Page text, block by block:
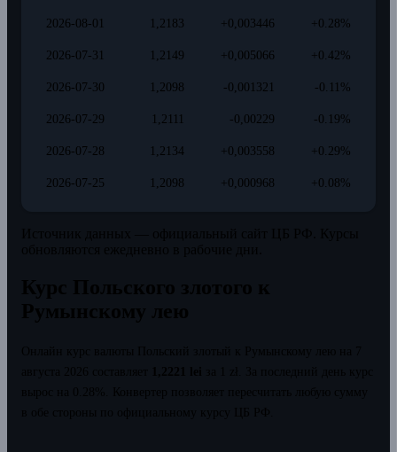
2026-08-01 1,2183 +0,003446 +0.28%
2026-07-31 1,2149 +0,005066 +0.42%
2026-07-30 1,2098 -0,001321 -0.11%
2026-07-29 1,2111 -0,00229 -0.19%
2026-07-28 1,2134 +0,003558 +0.29%
2026-07-25 1,2098 +0,000968 +0.08%